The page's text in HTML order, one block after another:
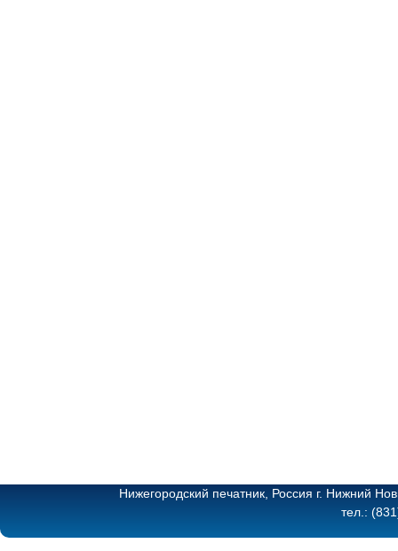
Нижегородский печатник, Россия г. Нижний
тел.: